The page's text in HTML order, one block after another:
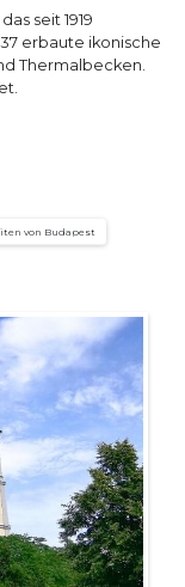
seit 1919
erbaute ikonische
Thermalbecken.
von Budapest